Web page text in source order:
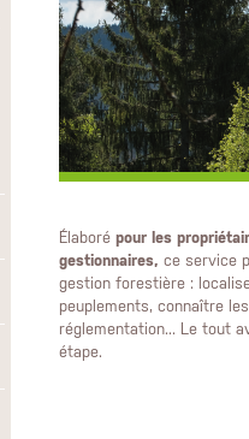
Élaboré pour les
gestionnaires, ce service
gestion forestière :
peuplements, connaître
réglementation... Le tout
étape.